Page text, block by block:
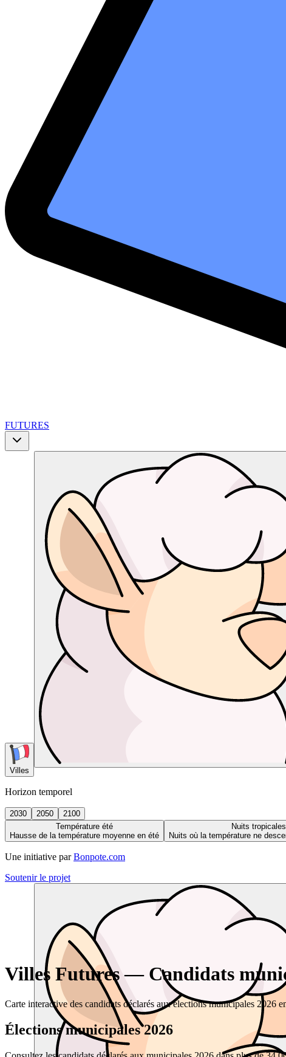
FUTURES
Villes
Horizon temporel
2030 2050
2100
Température été
Hausse de la température moyenne en été
Nuits tropicales
Nuits où la température ne
Une initiative par Bonpote.com
Soutenir le projet
Villes Futures — Candidats
Carte interactive des candidats déclarés aux élections municipales 2026
Élections municipales 2026